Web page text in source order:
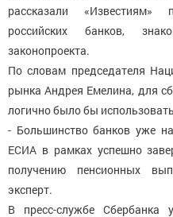
рассказали «Известиям»
российских банков,
законопроекта.
По словам председателя
рынка Андрея Емелина, для
логично было бы
- Большинство банков уже
ЕСИА в рамках успешно
получению пенсионных
эксперт.
В пресс-службе Сбербанка